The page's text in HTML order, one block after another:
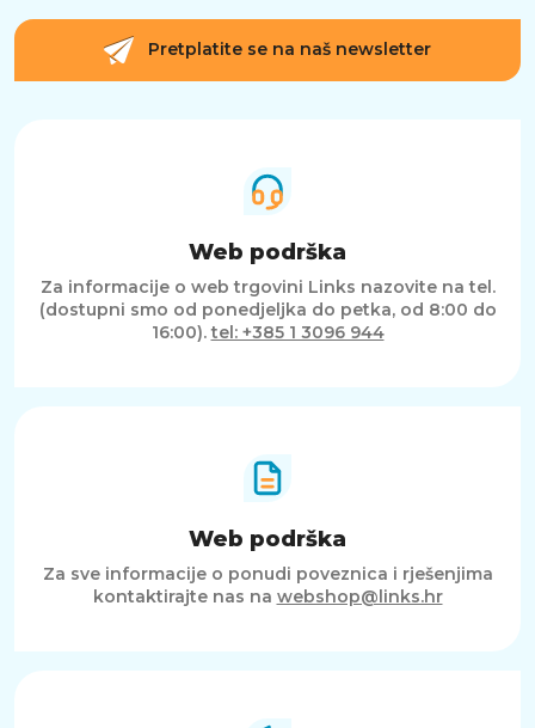
Pretplatite se na naš newsletter
Web podrška
Za informacije o web trgovini Links nazovite na tel.
(dostupni smo od ponedjeljka do petka, od 8:00 do
16:00).tel: +385 1 3096 944
Web podrška
Za sve informacije o ponudi poveznica i rješenjima
kontaktirajte nas na webshop@links.hr